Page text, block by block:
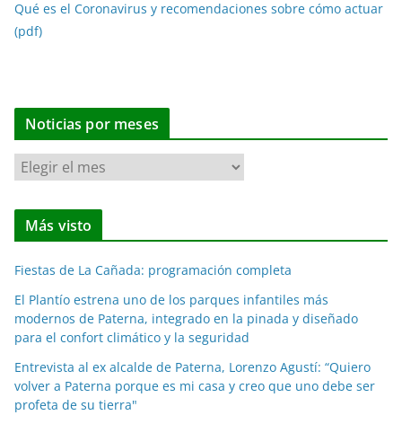
Qué es el Coronavirus y recomendaciones sobre cómo actuar
(pdf)
Noticias por meses
N
t
i
a
s
p
o
r
m
Más visto
Fiestas de La Cañada: programación completa
El Plantío estrena uno de los parques infantiles más
modernos de Paterna, integrado en la pinada y diseñado
para el confort climático y la seguridad
Entrevista al ex alcalde de Paterna, Lorenzo Agustí: “Quiero
volver a Paterna porque es mi casa y creo que uno debe ser
profeta de su tierra"